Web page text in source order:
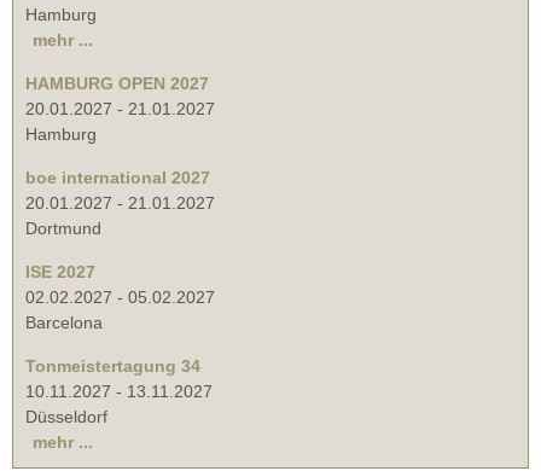
Hamburg
mehr ...
HAMBURG OPEN 2027
20.01.2027 - 21.01.2027
Hamburg
boe international 2027
20.01.2027 - 21.01.2027
Dortmund
ISE 2027
02.02.2027 - 05.02.2027
Barcelona
Tonmeistertagung 34
10.11.2027 - 13.11.2027
Düsseldorf
mehr ...